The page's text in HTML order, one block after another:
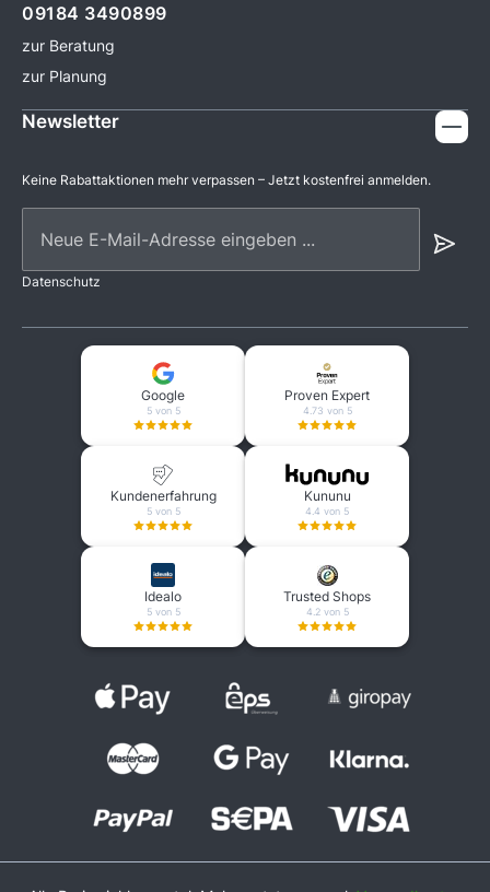
09184 3490899
zur Beratung
zur Planung
Newsletter
Keine Rabattaktionen mehr verpassen – Jetzt kostenfrei anmelden.
Datenschutz
Google
5 von 5
Proven Expert
4.73 von 5
Kundenerfahrung
5 von 5
Kununu
4.4 von 5
Idealo
5 von 5
Trusted Shops
4.2 von 5